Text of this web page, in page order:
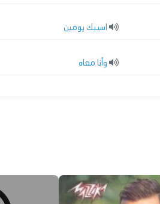
اسيبك يومين
وأنا معاه